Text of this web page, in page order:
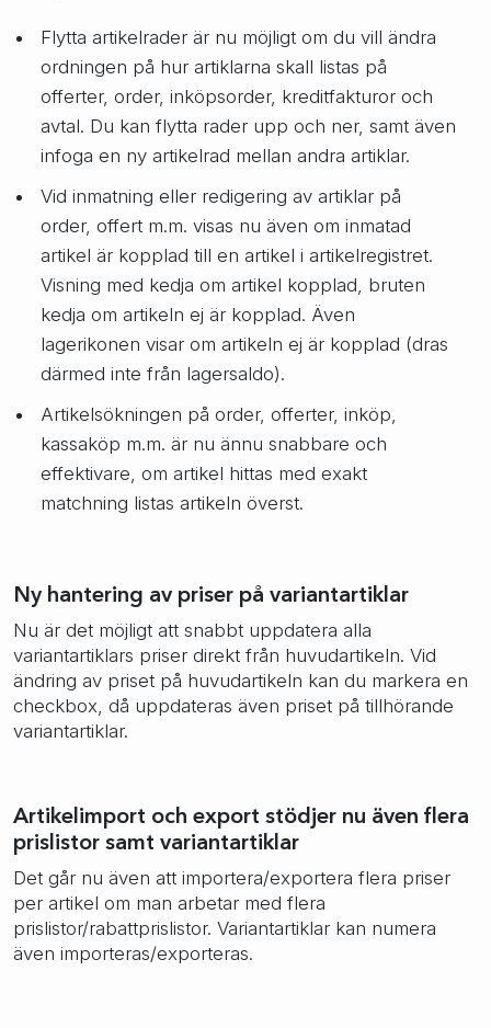
Flytta artikelrader är nu möjligt om du vill ändra
ordningen på hur artiklarna skall listas på
offerter, order, inköpsorder, kreditfakturor och
avtal. Du kan flytta rader upp och ner, samt även
infoga en ny artikelrad mellan andra artiklar.
Vid inmatning eller redigering av artiklar på
order, offert m.m. visas nu även om inmatad
artikel är kopplad till en artikel i artikelregistret.
Visning med kedja om artikel kopplad, bruten
kedja om artikeln ej är kopplad. Även
lagerikonen visar om artikeln ej är kopplad (dras
därmed inte från lagersaldo).
Artikelsökningen på order, offerter, inköp,
kassaköp m.m. är nu ännu snabbare och
effektivare, om artikel hittas med exakt
matchning listas artikeln överst.
Ny hantering av priser på variantartiklar
Nu är det möjligt att snabbt uppdatera alla
variantartiklars priser direkt från huvudartikeln. Vid
ändring av priset på huvudartikeln kan du markera en
checkbox, då uppdateras även priset på tillhörande
variantartiklar.
Artikelimport och export stödjer nu även flera
prislistor samt variantartiklar
Det går nu även att importera/exportera flera priser
per artikel om man arbetar med flera
prislistor/rabattprislistor. Variantartiklar kan numera
även importeras/exporteras.